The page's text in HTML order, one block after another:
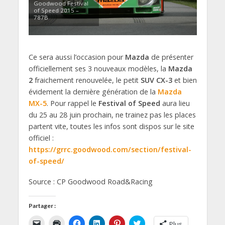
Goodwood Festival
of Speed 2015 –
787B
Ce sera aussi l’occasion pour Mazda de présenter
officiellement ses 3 nouveaux modèles, la Mazda
2fraichement renouvelée, le petit SUV CX-3et bien
évidement la dernière génération de la Mazda
MX-5. Pour rappel le Festival of Speed aura lieu
du 25 au 28 juin prochain, ne trainez pas les places
partent vite, toutes les infos sont dispos sur le site
officiel :
https://grrc.goodwood.com/section/festival-
of-speed/
Source : CP Goodwood Road&Racing
Partager :
C C C C